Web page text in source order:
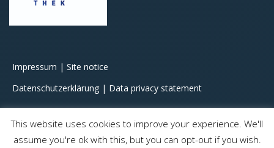
Impressum | Site notice
Datenschutzerklärung | Data privacy statement
This website uses cookies to improve your experience. We'll
assume you're ok with this, but you can opt-out if you wish.